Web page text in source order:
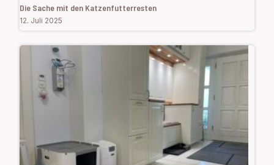
Die Sache mit den Katzenfutterresten
12. Juli 2025